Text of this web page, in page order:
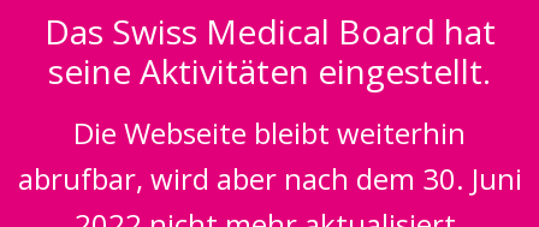
Das Swiss Medical Board hat
seine Aktivitäten eingestellt.
Die Webseite bleibt weiterhin
abrufbar, wird aber nach dem 30. Juni